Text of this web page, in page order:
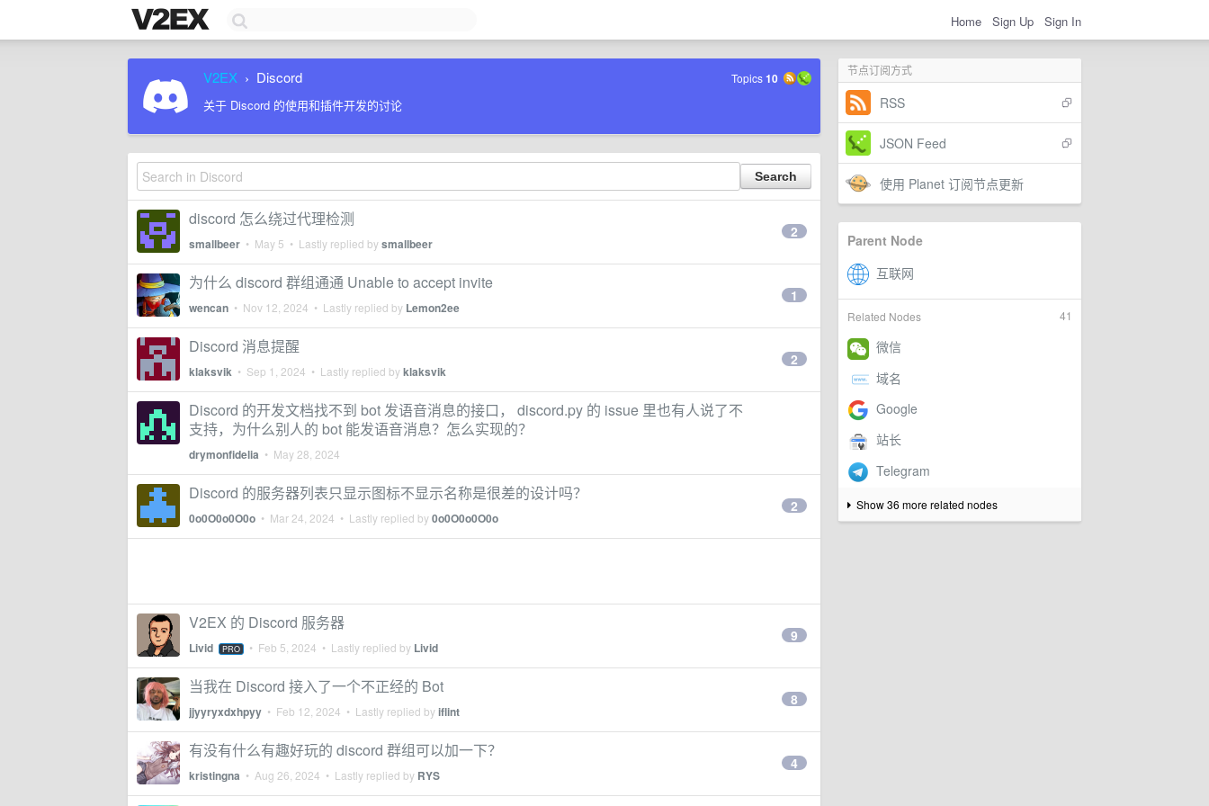
Home Sign Up Sign In
节点订阅方式
RSS
JSON Feed
使用 Planet 订阅节点更新
Parent Node
41
Related Nodes
Show 36 more related nodes
V2EX › Discord Topics10
关于 Discord 的使用和插件开发的讨论
discord 怎么绕过代理检测
smallbeer • May 5 • Lastly replied bysmallbeer
2
为什么 discord 群组通通 Unable to accept invite
wencan • Nov 12, 2024 • Lastly replied by Lemon2ee
1
Discord 消息提醒
klaksvik • Sep 1, 2024 • Lastly replied byklaksvik
2
Discord 的开发文档找不到 bot 发语音消息的接口， discord.py 的 issue 里也有人说了不
支持，为什么别人的 bot 能发语音消息？怎么实现的？
drymonfidelia • May 28, 2024
Discord 的服务器列表只显示图标不显示名称是很差的设计吗？
0o0O0o0O0o • Mar 24, 2024 • Lastly replied by0o0O0o0O0o
2
V2EX 的 Discord 服务器
Livid PRO • Feb 5, 2024 • Lastly replied by Livid
9
当我在 Discord 接入了一个不正经的 Bot
jjyyryxdxhpyy • Feb 12, 2024 • Lastly replied byiflint
8
有没有什么有趣好玩的 discord 群组可以加一下？
kristingna • Aug 26, 2024 • Lastly replied by RYS
4